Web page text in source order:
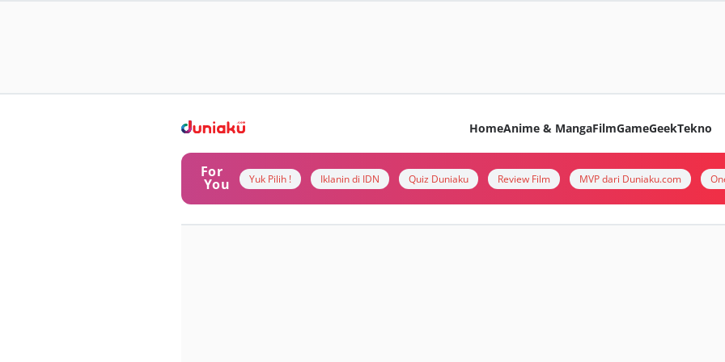
HomeAnime & MangaFilmGameGeekTekno
For
You Yuk Pilih ! Iklanin di IDN Quiz Duniaku Review Film MVP dari Duniaku.com